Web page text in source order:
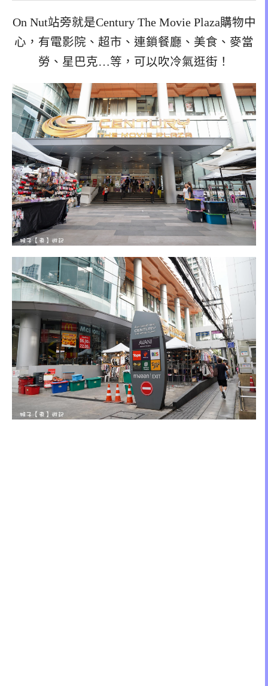
On Nut站旁就是Century The Movie Plaza購物中
心，有電影院、超市、連鎖餐廳、美食、麥當
勞、星巴克…等，可以吹冷氣逛街！